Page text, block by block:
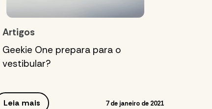
Artigos
Geekie One prepara para o
vestibular?
Leia mais 7 de janeiro de 2021